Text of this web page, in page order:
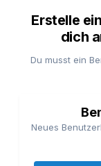
Erstelle
dich
Du musst ein
Neues